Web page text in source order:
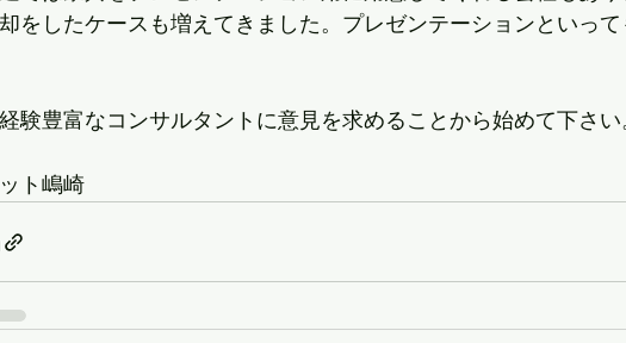
をしたケースも増えてきました。プレゼンテーションといっ
験豊富なコンサルタントに意見を求めることから始めて下さい
ト嶋崎